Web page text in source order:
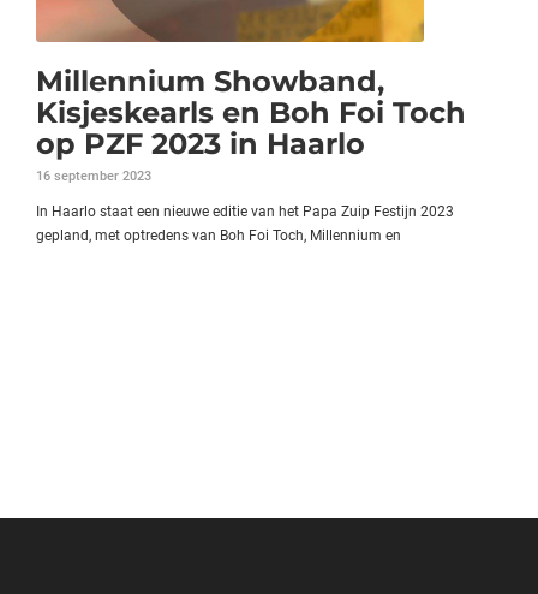
Millennium Showband,
Kisjeskearls en Boh Foi Toch
op PZF 2023 in Haarlo
16 september 2023
In Haarlo staat een nieuwe editie van het Papa Zuip Festijn 2023
gepland, met optredens van Boh Foi Toch, Millennium en